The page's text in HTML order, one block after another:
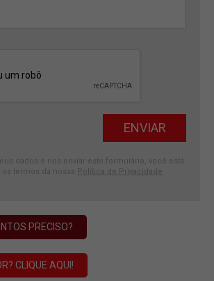
dados e nos enviar este formulário, você está
termos da nossa Política de Privacidade
PRECISO?
CLIQUE AQUI!